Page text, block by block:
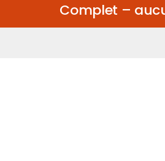
Complet –